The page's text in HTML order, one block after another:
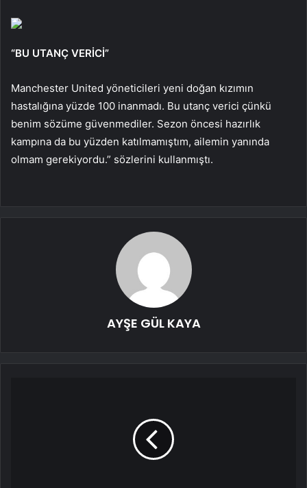
“BU UTANÇ VERİCİ”
Manchester United yöneticileri yeni doğan kızımın
hastalığına yüzde 100 inanmadı. Bu utanç verici çünkü
benim sözüme güvenmediler. Sezon öncesi hazırlık
kampına da bu yüzden katılmamıştım, ailemin yanında
olmam gerekiyordu.” sözlerini kullanmıştı.
AYŞE GÜL KAYA